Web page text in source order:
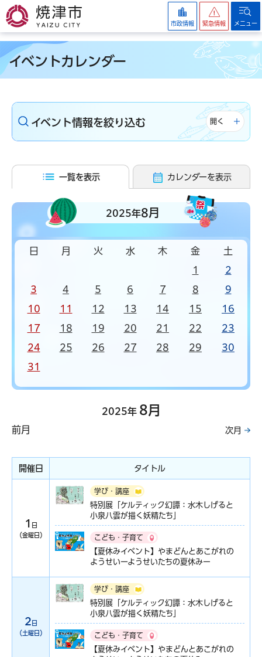
焼津市
市政情報 緊急情報 メニュー
イベントカレンダー
イベント情報を絞り込む 開く
一覧を表示 カレンダーを表示
2025年8月
日 月 火 水 木 金 土
1 2
3 4 5 6 7 8 9
10 11 12 13 14 15 16
17 18 19 20 21 22 23
24 25 26 27 28 29 30
31
2025年 8月
前月 次月
開催日 タイトル
1
日
（金曜日）
学び・講座
特別展「ケルティック幻譚：水木しげると
小泉八雲が描く妖精たち」
こども・子育て
【夏休みイベント】やまどんとあこがれの
ようせいーようせいたちの夏休みー
2 日
（土曜日）
学び・講座
特別展「ケルティック幻譚：水木しげると
小泉八雲が描く妖精たち」
こども・子育て
【夏休みイベント】やまどんとあこがれの